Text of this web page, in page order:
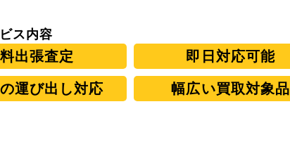
ス内容
出張査定 即日対応可能
運び出し対応 幅広い買取対象品